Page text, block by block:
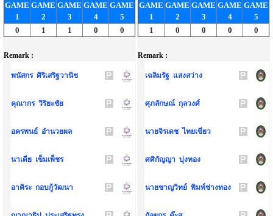
GAME
1
GAME
2
GAME
3
GAME
4
GAME
5
0
1 1 0 0
Remark :
พนัสกร ศิริเสริฐวานิช
คุณากร วิริยะชัย
อครพนธ์ อำนวยผล
นาเดีย เข็มเพ็ชร
อาคิระ กอบกู้วัฒนา
GAME
1
GAME
2
GAME
3
GAME
4
GAME
5
1
0 0 0 0
Remark :
เฉลิมรัฐ แสงสว่าง
ศุภลักษณ์ กุลวงศ์
นายจิรเดช ไทยเขียว
ศศิกัญญา บุ่งทอง
นายชาญวิทย์ พิมพ์ช่างทอง